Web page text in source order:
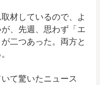
材しているので、よ
、先週、思わず「エ
二つあった。両方と
て驚いたニュース